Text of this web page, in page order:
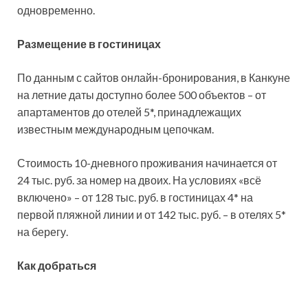
одновременно.
Размещение в гостиницах
По данным с сайтов онлайн-бронирования, в Канкуне
на летние даты доступно более 500 объектов – от
апартаментов до отелей 5*, принадлежащих
известным международным цепочкам.
Стоимость 10-дневного проживания начинается от
24 тыс. руб. за номер на двоих. На условиях «всё
включено» – от 128 тыс. руб. в гостиницах 4* на
первой пляжной линии и от 142 тыс. руб. – в отелях 5*
на берегу.
Как добраться